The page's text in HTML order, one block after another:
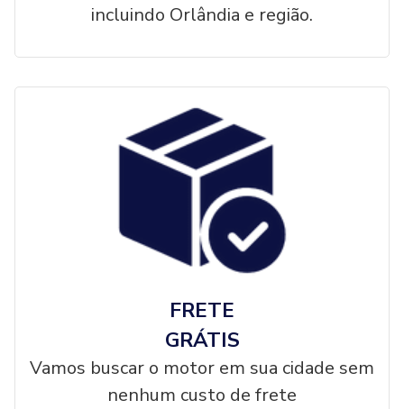
incluindo Orlândia e região.
FRETE
GRÁTIS
Vamos buscar o motor em sua cidade sem
nenhum custo de frete